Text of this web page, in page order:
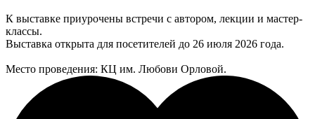
К выставке приурочены встречи с автором, лекции и мастер-
классы.
Выставка открыта для посетителей до 26 июля 2026 года.
Место проведения: КЦ им. Любови Орловой.